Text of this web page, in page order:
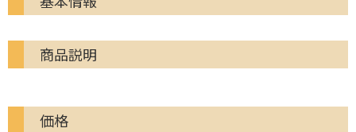
商品説明
価格